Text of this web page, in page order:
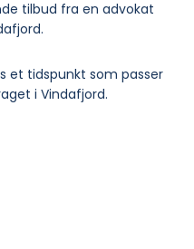
tilbud fra en advokat
et tidspunkt som passer
i Vindafjord.